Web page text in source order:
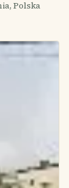
Polska